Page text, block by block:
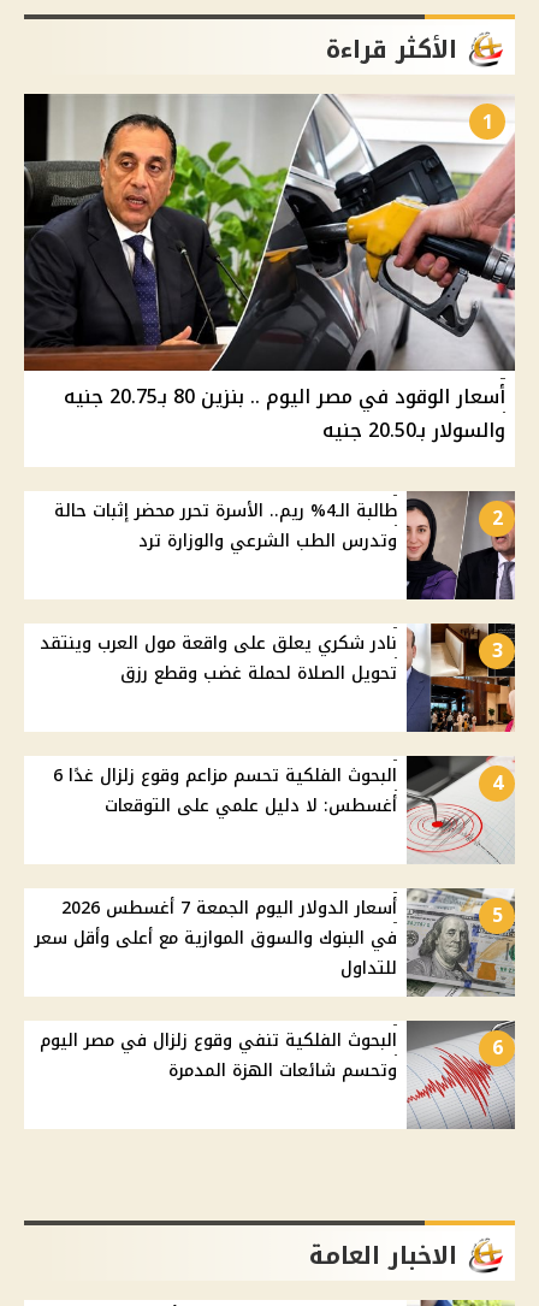
الأكثر قراءة
1
أسعار الوقود في مصر اليوم .. بنزين 80 بـ20.75 جنيه
والسولار بـ20.50 جنيه
2
طالبة الـ4% ريم.. الأسرة تحرر محضر إثبات حالة
وتدرس الطب الشرعي والوزارة ترد
3
نادر شكري يعلق على واقعة مول العرب وينتقد
تحويل الصلاة لحملة غضب وقطع رزق
4
البحوث الفلكية تحسم مزاعم وقوع زلزال غدًا 6
أغسطس: لا دليل علمي على التوقعات
5
أسعار الدولار اليوم الجمعة 7 أغسطس 2026
في البنوك والسوق الموازية مع أعلى وأقل سعر
للتداول
6
البحوث الفلكية تنفي وقوع زلزال في مصر اليوم
وتحسم شائعات الهزة المدمرة
الاخبار العامة